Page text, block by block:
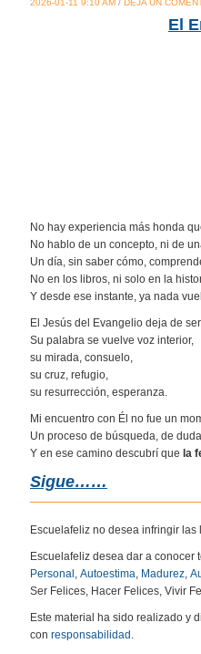
El
No hay experiencia más honda
No hablo de un concepto, ni de
Un día, sin saber cómo,
No en los libros, ni solo en la
Y desde ese instante, ya nada
El Jesús del Evangelio deja de
Su palabra se vuelve voz interior,
su mirada, consuelo,
su cruz, refugio,
su resurrección, esperanza.
Mi encuentro con Él no fue un
Un proceso de búsqueda, de
Y en ese camino descubrí que la
Sigue……
Escuelafeliz no desea infringir
Escuelafeliz desea dar a
Personal , Autoestima, Madurez,
Ser Felices, Hacer Felices, Vivir
Este material ha sido realizado y
con responsabilidad .